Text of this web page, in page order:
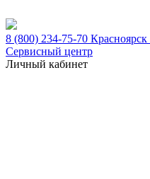
8 (800) 234-75-70 Красноярск
Сервисный центр
Личный кабинет